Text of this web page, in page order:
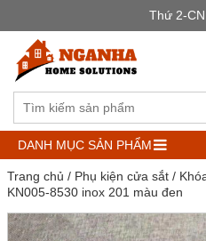
Thứ 2-
DANH MỤC SẢN PHẨM
Trang chủ / Phụ kiện cửa sắt/
KN005-8530 inox 201 màu đen